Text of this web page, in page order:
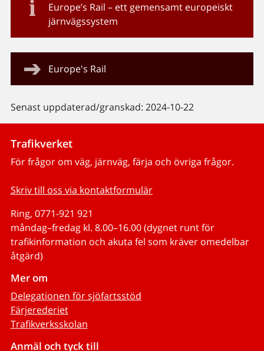
Europe’s Rail – ett gemensamt europeiskt
järnvägssystem
Europe's Rail
Senast uppdaterad/granskad: 2024-10-22
Trafikverket
För frågor om väg, järnväg, färja och övriga frågor.
Skriv till oss via kontaktformulär
Ring, 0771-921 921
måndag–fredag kl. 8.00–16.00 (dygnet runt för
trafikinformation och akuta fel som kräver omedelbar
åtgärd)
Mer om
Delegationen för sjöfartsstöd
Färjerederiet
Trafikverksskolan
Anmäl och tyck till